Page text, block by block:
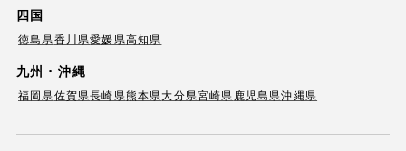
四国
徳島県香川県愛媛県高知県
九州・沖縄
福岡県佐賀県長崎県熊本県大分県宮崎県 鹿児島県沖縄県